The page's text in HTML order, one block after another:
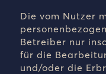
Die vom Nutzer
Betreiber nur
für die
und/oder die